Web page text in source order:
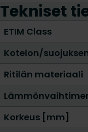
Tekniset
ETIM Class
Kotelon/
Ritilän materiaali
Korkeus [mm]